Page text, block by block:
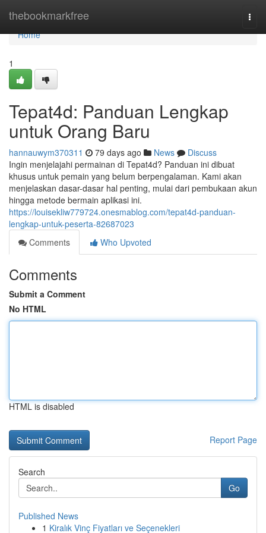
thebookmarkfree
Home
Home
1
Tepat4d: Panduan Lengkap
untuk Orang Baru
hannauwym370311 79 days ago News
Discuss
Ingin menjelajahi permainan di Tepat4d? Panduan ini dibuat
khusus untuk pemain yang belum berpengalaman. Kami akan
menjelaskan dasar-dasar hal penting, mulai dari pembukaan akun
hingga metode bermain aplikasi ini.
https://louisekliw779724.onesmablog.com/tepat4d-panduan-
lengkap-untuk-peserta-82687023
Comments
Who Upvoted
Comments
Submit a Comment
No HTML
HTML is disabled
Report Page
Search
Go
Published News
1 Kiralık Vinç Fiyatları ve Seçenekleri